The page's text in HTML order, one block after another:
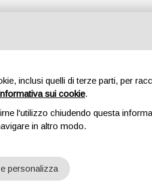
HOME
inclusi quelli di terze parti, per
sui cookie.
l'utilizzo chiudendo questa
in altro modo.
personalizza